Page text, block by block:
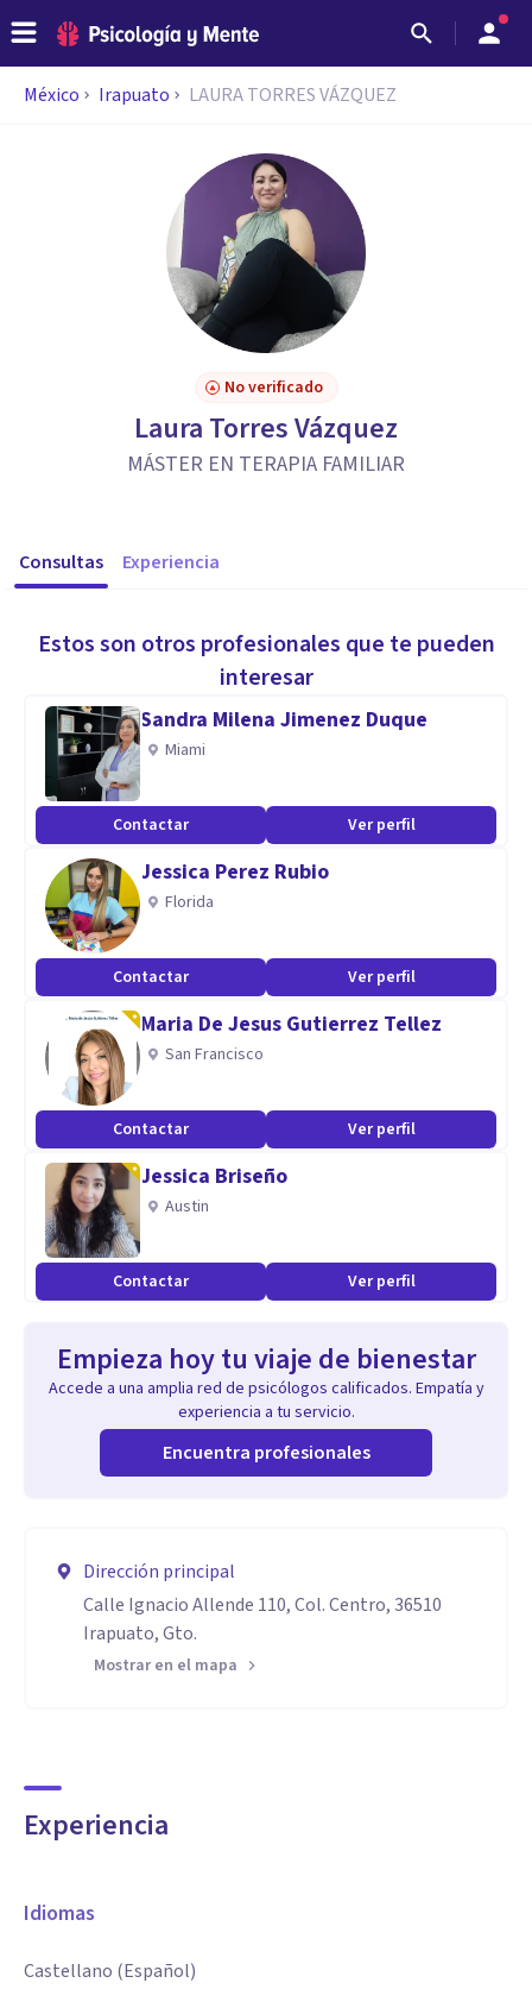
México Irapuato LAURA TORRES VÁZQUEZ
No verificado
Laura Torres Vázquez
MÁSTER EN TERAPIA FAMILIAR
Consultas Experiencia
Estos son otros profesionales que te pueden
interesar
Sandra Milena Jimenez Duque
Miami
Contactar Ver perfil
Jessica Perez Rubio
Florida
Contactar Ver perfil
Maria De Jesus Gutierrez Tellez
San Francisco
Contactar Ver perfil
Jessica Briseño
Austin
Contactar Ver perfil
Empieza hoy tu viaje de bienestar
Accede a una amplia red de psicólogos calificados. Empatía y
experiencia a tu servicio.
Encuentra profesionales
Dirección principal
Calle Ignacio Allende 110, Col. Centro, 36510
Irapuato, Gto.
Mostrar en el mapa
Experiencia
Idiomas
Castellano (Español)